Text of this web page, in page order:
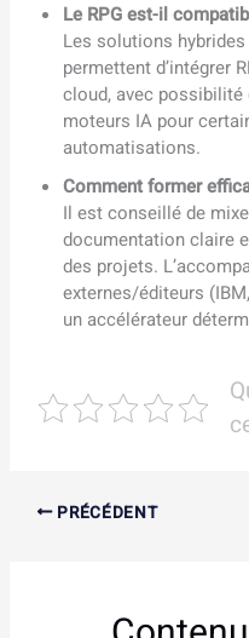
Le RPG est-il
Les solutions
permettent d’intégrer
cloud, avec possibilité
moteurs IA pour
automatisations.
Comment former
Il est conseillé de
documentation claire
des projets.
externes/éditeurs
un accélérateur
PRÉCÉDENT